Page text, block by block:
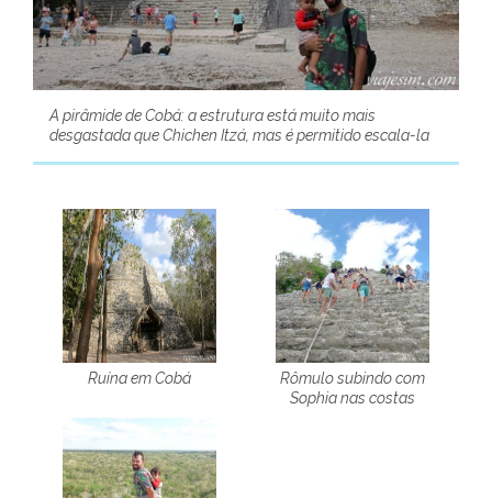
A pirâmide de Cobá: a estrutura está muito mais
desgastada que Chichen Itzá, mas é permitido escala-la
Ruína em Cobá
Rômulo subindo com
Sophia nas costas